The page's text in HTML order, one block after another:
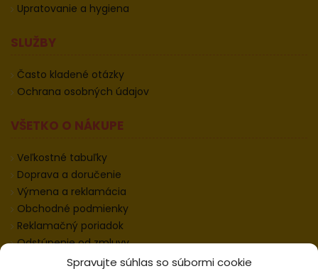
Spravujte súhlas so súbormi cookie
Upratovanie a hygiena
SLUŽBY
Často kladené otázky
Ochrana osobných údajov
VŠETKO O NÁKUPE
Veľkostné tabuľky
Doprava a doručenie
Výmena a reklamácia
Obchodné podmienky
Reklamačný poriadok
Odstúpenie od zmluvy
Informácie k odstúpeniu